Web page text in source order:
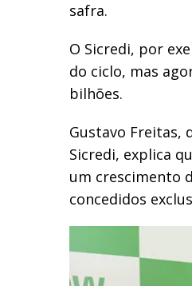
safra.
O Sicredi, por
do ciclo, mas
bilhões.
Gustavo Freitas,
Sicredi, explica
um crescimento
concedidos